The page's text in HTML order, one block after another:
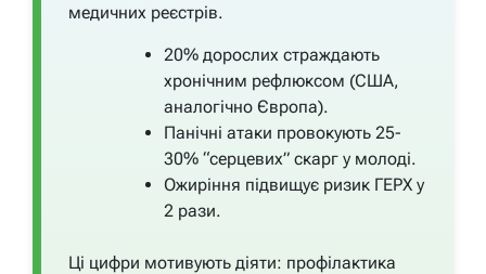
медичних реєстрів.
20% дорослих страждають
хронічним рефлюксом (США,
аналогічно Європа).
Панічні атаки провокують 25-
30% “серцевих” скарг у молоді.
Ожиріння підвищує ризик ГЕРХ у
2 рази.
Ці цифри мотивують діяти: профілактика